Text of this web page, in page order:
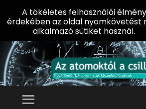
AZ
Menü
A tökéletes felhasználói élmény
érdekében az oldal nyomkövetést
alkalmazó sütiket használ.